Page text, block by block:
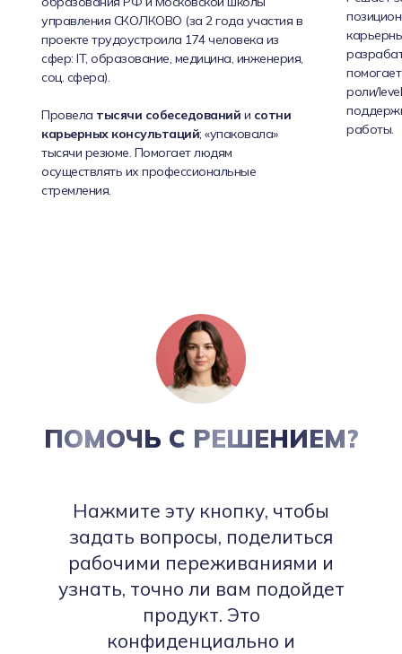
роли/
работы.
управления СКОЛКОВО (за 2 года участия в
проекте трудоустроила 174 человека из
сфер: IT, образование, медицина, инженерия,
соц. сфера).
Провела тысячи собеседований и сотни
карьерных консультаций; «упаковала»
тысячи резюме. Помогает людям
осуществлять их профессиональные
стремления.
ПОМОЧЬ С РЕШЕНИЕМ?
Нажмите эту кнопку, чтобы
задать вопросы, поделиться
рабочими переживаниями и
узнать, точно ли вам подойдет
продукт. Это
конфиденциально и